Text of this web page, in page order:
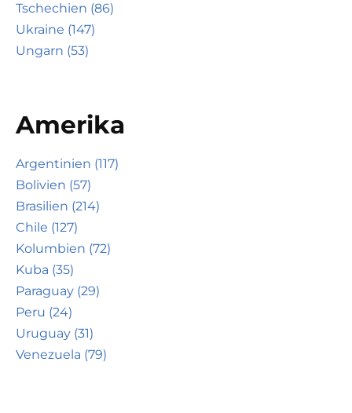
Tschechien (86)
Ukraine (147)
Ungarn (53)
Amerika
Argentinien (117)
Bolivien (57)
Brasilien (214)
Chile (127)
Kolumbien (72)
Kuba (35)
Paraguay (29)
Peru (24)
Uruguay (31)
Venezuela (79)